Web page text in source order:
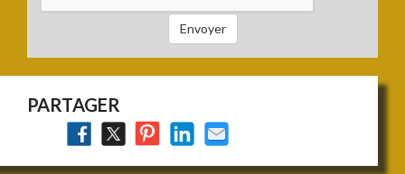
Envoyer
PARTAGER